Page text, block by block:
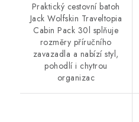
Praktický cestovní batoh
Jack Wolfskin Traveltopia
Cabin Pack 30l splňuje
rozměry příručního
zavazadla a nabízí styl,
pohodlí i chytrou
organizac